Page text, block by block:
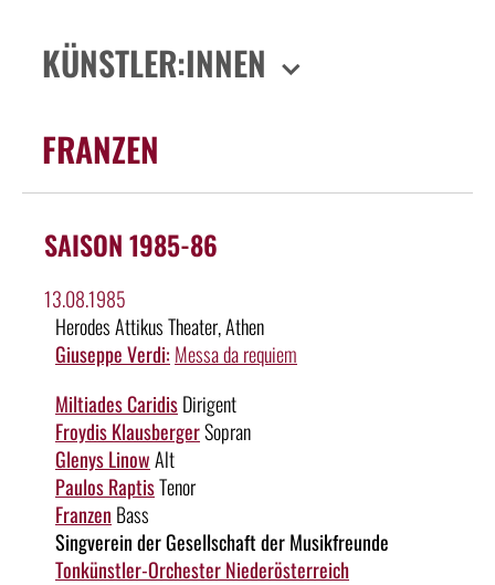
KÜNSTLER:INNEN
FRANZEN
SAISON 1985-86
13.08.1985
Herodes Attikus Theater, Athen
Giuseppe Verdi: Messa da requiem
Miltiades CaridisDirigent
Froydis KlausbergerSopran
Glenys LinowAlt
Paulos RaptisTenor
Franzen Bass
Singverein der Gesellschaft der Musikfreunde
Tonkünstler-Orchester Niederösterreich